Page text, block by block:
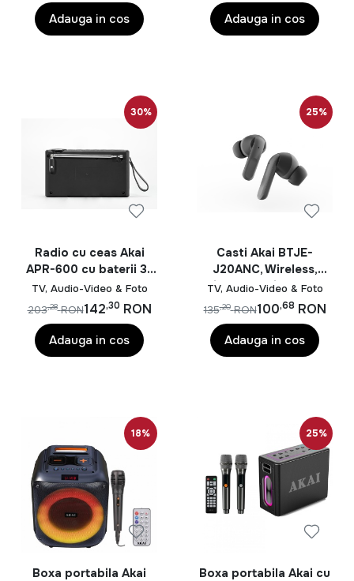
pana la 40kg, interval
inaltime 673/735mm,
Adauga in cos
400x400, suporta
pana la 35kg, distanta
Adauga in cos
30%
Radio cu ceas Akai
APR-600 cu baterii 3x
AAA, bluetooth 5.0,
0.8W, negru
TV, Audio-Video & Foto
142,30 RON
203,28 RON
Adauga in cos
25%
Casti Akai BTJE-
J20ANC, Wireless,
Noise Canceling, Negru
TV, Audio-Video & Foto
100,68 RON
135,20 RON
Adauga in cos
18%
Boxa portabila Akai
25%
Boxa portabila Akai cu